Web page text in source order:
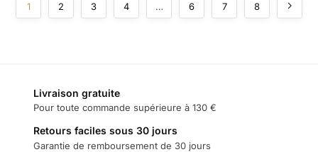
1 2 3 4 … 6 7 8
Livraison gratuite
Pour toute commande supérieure à 130 €
Retours faciles sous 30 jours
Garantie de remboursement de 30 jours